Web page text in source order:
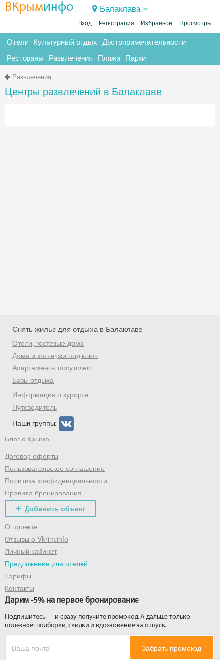
ВКрыминфо Балаклава
Вход Регистрация Избранное Просмотры
Отели Культурный отдых Достопримечательности
Рестораны Развлечения Пляжи Парки
Развлечения
Центры развлечений в Балаклаве
Снять жилье для отдыха в Балаклаве
Отели, гостевые дома
Дома и коттеджи под ключ
Апартаменты посуточно
Базы отдыха
Информация о курорте
Путеводитель
Наши группы:
Блог о Крыме
Договор оферты
Пользовательское соглашение
Политика конфиденциальности
Правила бронирования
Добавить объект
О проекте
Отзывы о Vkrim.info
Личный кабинет
Предложение для отелей
Тарифы
Контакты
Дарим -5% на первое бронирование
Подпишитесь — и сразу получите промокод. А дальше только
полезное: подборки, скидки и вдохновение на отпуск.
Забрать промокод
Скидка −5%
Хочешь дешевле? Оставь почту и получи
промокод на первое бронирование!